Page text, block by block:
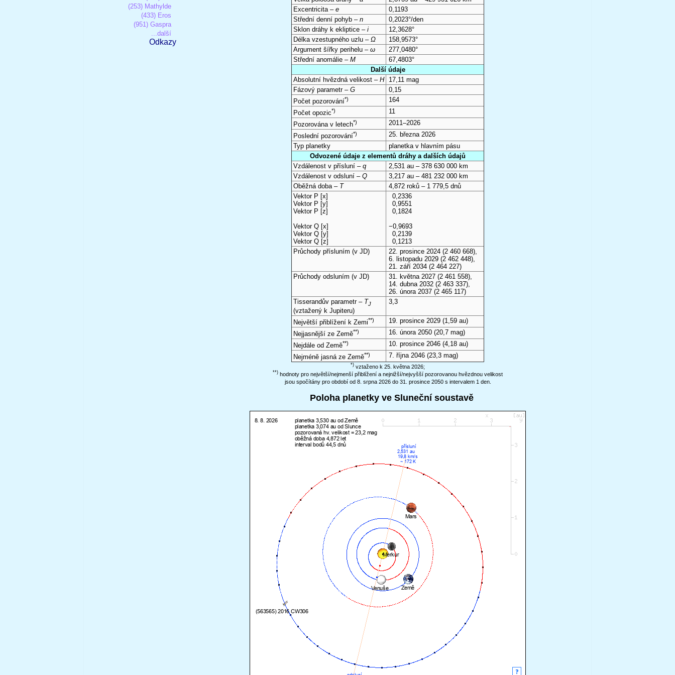
(253) Mathylde
(433) Eros
(951) Gaspra
...další
Odkazy
Excentricita – e
0,1193
Střední denní pohyb – n
0,2023°/den
Sklon dráhy k ekliptice – i
12,3628°
Délka vzestupného uzlu – Ω
158,9573°
Argument šířky perihelu – ω
277,0480°
Střední anomálie – M
67,4803°
Další údaje
Absolutní hvězdná velikost – H
17,11 mag
Fázový parametr – G
0,15
Počet pozorování*)
164
Počet opozic*)
11
Pozorována v letech*)
2011–2026
Poslední pozorování*)
25. března 2026
Typ planetky
planetka v hlavním pásu
Odvozené údaje z elementů dráhy a dalších údajů
Vzdálenost v přísluní – q
2,531 au – 378 630 000 km
Vzdálenost v odsluní – Q
3,217 au – 481 232 000 km
Oběžná doba – T
4,872 roků – 1 779,5 dnů
Vektor P [x]
Vektor P [y]
Vektor P [z]
Vektor Q [x]
Vektor Q [y]
Vektor Q [z]
0,2336
0,9551
0,1824
−0,9693
0,2139
0,1213
Průchody přísluním (v JD) 22. prosince 2024 (2 460 668),
6. listopadu 2029 (2 462 448),
21. září 2034 (2 464 227)
Průchody odsluním (v JD) 31. května 2027 (2 461 558),
14. dubna 2032 (2 463 337),
26. února 2037 (2 465 117)
Tisserandův parametr – TJ
(vztažený k Jupiteru)
3,3
Největší přiblížení k Zemi**) 19. prosince 2029 (1,59 au)
Nejjasnější ze Země**) 16. února 2050 (20,7 mag)
Nejdále od Země**) 10. prosince 2046 (4,18 au)
Nejméně jasná ze Země**) 7. října 2046 (23,3 mag)
*) vztaženo k 25. května 2026;
**) hodnoty pro největší/nejmenší přiblížení a nejnižší/nejvyšší pozorovanou hvězdnou velikost
jsou spočítány pro období od 8. srpna 2026 do 31. prosince 2050 s intervalem 1 den.
Poloha planetky ve Sluneční soustavě